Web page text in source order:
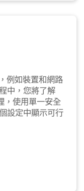
例如裝置和網路
中，您將了解
，使用單一安全
設定中顯示可行